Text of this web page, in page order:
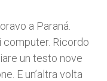
a Paraná.
computer. Ricordo
un testo nove
E un’altra volta